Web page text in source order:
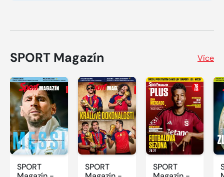
SPORT Magazín Více
SPORT
SPORT
SPORT